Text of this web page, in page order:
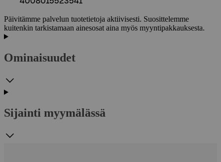
Päivitämme palvelun tuotetietoja aktiivisesti. Suosittelemme
kuitenkin tarkistamaan ainesosat aina myös myyntipakkauksesta.
Ominaisuudet
Sijainti myymälässä